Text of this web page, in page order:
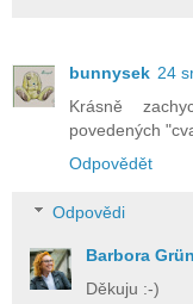
bunnysek 24
Krásně
povedených
Odpovědět
Odpovědi
Barbora
Děkuju :-)